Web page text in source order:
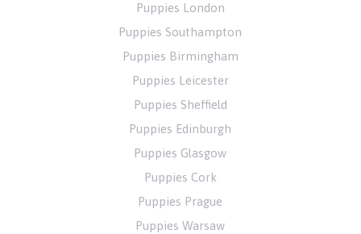
Puppies London
Puppies Southampton
Puppies Birmingham
Puppies Leicester
Puppies Sheffield
Puppies Edinburgh
Puppies Glasgow
Puppies Cork
Puppies Prague
Puppies Warsaw